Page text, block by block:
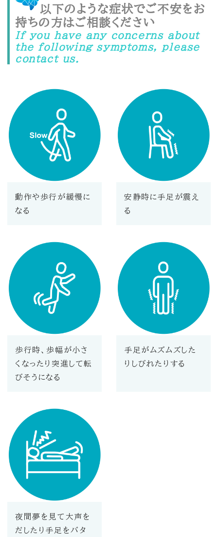
以下のような症状でご不安をお
持ちの方はご相談ください
If you have any concerns about
the following symptoms, please
contact us.
動作や歩行が緩慢に
なる
安静時に手足が震え
る
歩行時、歩幅が小さ
くなったり突進して転
びそうになる
手足がムズムズした
りしびれたりする
夜間夢を見て大声を
だしたり手足をバタ